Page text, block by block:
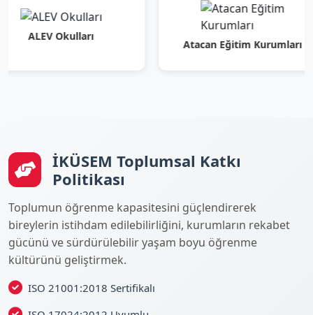
Okulları
Atacan Eğitim Kurumları
İKÜSEM Toplumsal Katkı
Politikası
Toplumun öğrenme kapasitesini güçlendirerek
bireylerin istihdam edilebilirliğini, kurumların rekabet
gücünü ve sürdürülebilir yaşam boyu öğrenme
kültürünü geliştirmek.
ISO 21001:2018 Sertifikalı